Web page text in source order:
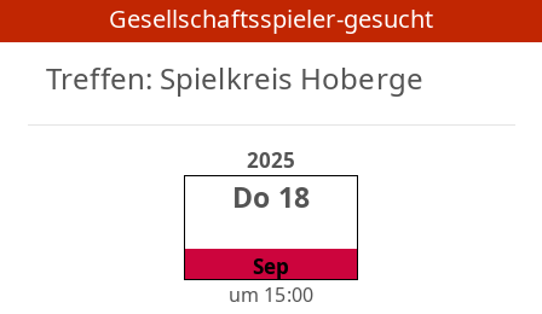
Gesellschaftsspieler-gesucht
Treffen: Spielkreis Hoberge
2025
Do 18
Sep
um 15:00